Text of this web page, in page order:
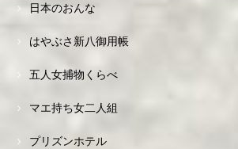
日本のおんな
はやぶさ新八御用帳
五人女捕物くらべ
マエ持ち女二人組
プリズンホテル